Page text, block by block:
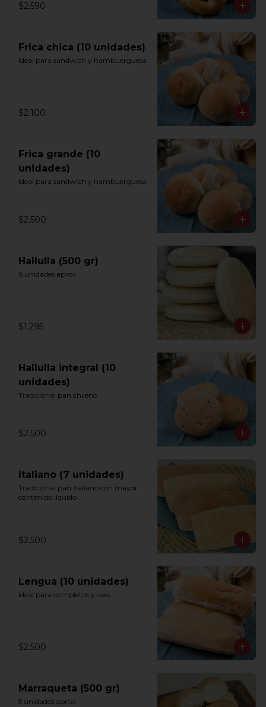
$2.590
Frica chica (10 unidades)
Ideal para sandwich y hambuerguesa
$2.100
Frica grande (10
unidades)
Ideal para sandwich y hambuerguesa
$2.500
Hallulla (500 gr)
6 unidades aprox
$1.295
Hallulla integral (10
unidades)
Tradicional pan chileno
$2.500
Italiano (7 unidades)
Tradicional pan italiano con mayor
contenido líquido
$2.500
Lengua (10 unidades)
Ideal para completos y ases
$2.500
Marraqueta (500 gr)
5 unidades aprox.